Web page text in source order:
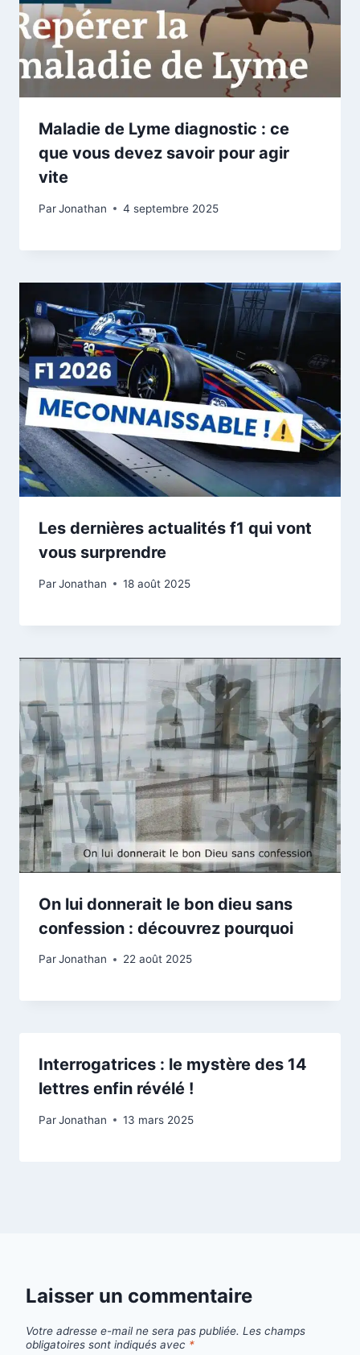
Maladie de Lyme diagnostic : ce
que vous devez savoir pour agir
vite
ParJonathan 4 septembre 2025
Les dernières actualités f1 qui vont
vous surprendre
ParJonathan 18 août 2025
On lui donnerait le bon dieu sans
confession : découvrez pourquoi
ParJonathan 22 août 2025
Interrogatrices : le mystère des 14
lettres enfin révélé !
ParJonathan 13 mars 2025
Laisser un commentaire
Votre adresse e-mail ne sera pas publiée. Les champs
obligatoires sont indiqués avec *